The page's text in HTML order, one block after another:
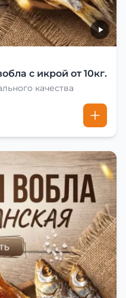
с икрой от 10кг.
качества